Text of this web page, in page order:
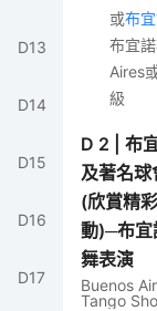
D13
D14
D15
D16
D17
或布
布宜
Aires
級
D 2 |布
及著名
(欣賞精
動)─布宜
舞表演
Buenos
Tango